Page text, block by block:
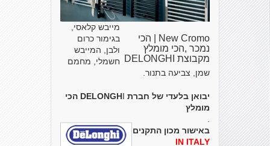
New Cromo | הכי
נמכר ,הכי מומלץ
מקבוצת DELONGHI
מייבש קלאסי,
בגימור כרום
ולבן, המייבש
חשמלי, מחמם
שמן, צביעה בתנור.
יבואן בלעדי של חברת DELONGH I
הכי
מומלץ
באישור מכון התקנים הישראליMADE
IN ITALY